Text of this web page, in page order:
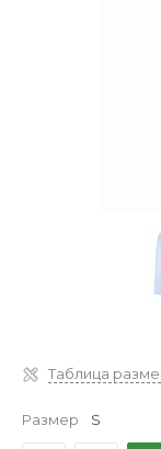
Таблица
Размер S